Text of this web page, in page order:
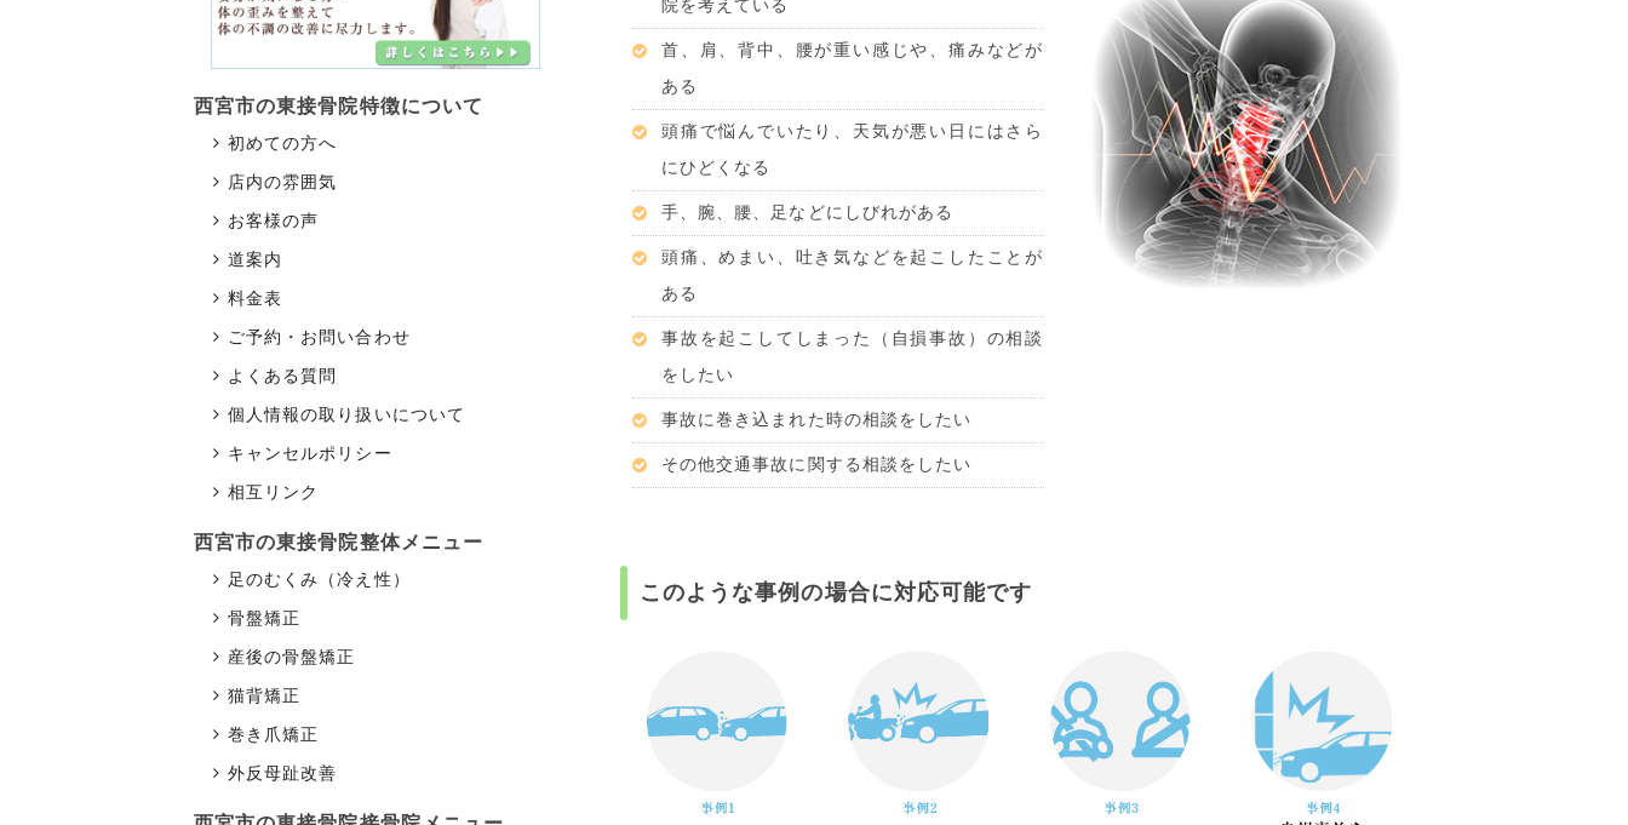
院を考えている
首、肩、背中、腰が重い感じや、痛みなどが
ある
頭痛で悩んでいたり、天気が悪い日にはさら
にひどくなる
手、腕、腰、足などにしびれがある
頭痛、めまい、吐き気などを起こしたことが
ある
事故を起こしてしまった（自損事故）の相談
をしたい
事故に巻き込まれた時の相談をしたい
その他交通事故に関する相談をしたい
このような事例の場合に対応可能です
西宮市の東接骨院特徴について
初めての方へ
店内の雰囲気
お客様の声
道案内
料金表
ご予約・お問い合わせ
よくある質問
個人情報の取り扱いについて
キャンセルポリシー
相互リンク
西宮市の東接骨院整体メニュー
足のむくみ（冷え性）
骨盤矯正
産後の骨盤矯正
猫背矯正
巻き爪矯正
外反母趾改善